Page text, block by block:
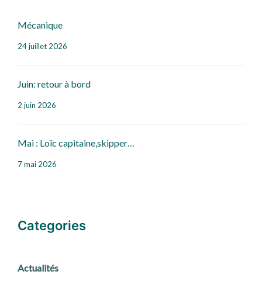
Mécanique
24 juillet 2026
Juin: retour à bord
2 juin 2026
Mai : Loïc capitaine,skipper…
7 mai 2026
Categories
Actualités